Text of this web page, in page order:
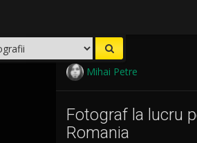
Mihai Petre
Fotograf la lucru
Romania